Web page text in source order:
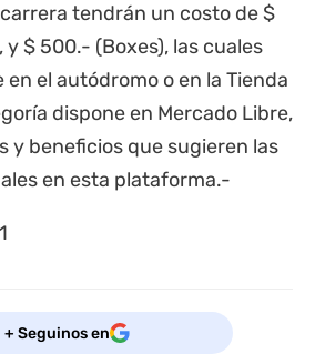
tendrán un costo de $
y $ 500.- (Boxes), las cuales
el autódromo o en la Tienda
dispone en Mercado Libre,
y beneficios que sugieren las
en esta plataforma.-
+ Seguinos en